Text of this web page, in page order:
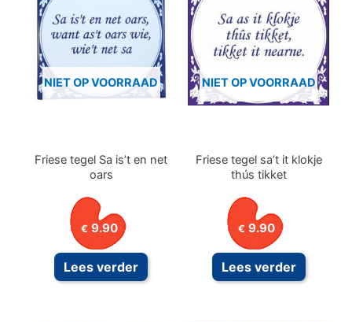
NIET OP VOORRAAD
Friese tegel Sa is’t en net
oars
€ 9.90
Lees verder
NIET OP VOORRAAD
Friese tegel sa’t it klokje
thús tikket
€ 9.90
Lees verder